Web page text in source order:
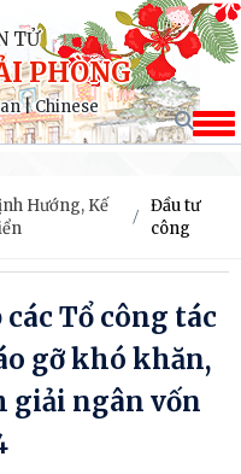
TỬ
PHÒNG
|Chinese
Hướng, Kế
Đầu tư
công
Tổ công tác
gỡ khó khăn,
giải ngân vốn